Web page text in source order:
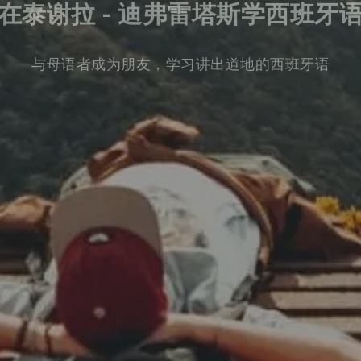
泰谢拉 - 迪弗雷塔斯学西班牙
与母语者成为朋友，学习讲出道地的西班牙语